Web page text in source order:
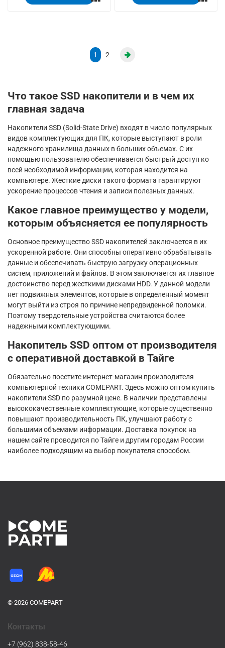
1 2
Что такое SSD накопители и в чем их
главная задача
Накопители SSD (Solid-State Drive) входят в число популярных
видов комплектующих для ПК, которые выступают в роли
надежного хранилища данных в больших объемах. С их
помощью пользователю обеспечивается быстрый доступ ко
всей необходимой информации, которая находится на
компьютере. Жесткие диски такого формата гарантируют
ускорение процессов чтения и записи полезных данных.
Какое главное преимущество у модели,
которым объясняется ее популярность
Основное преимущество SSD накопителей заключается в их
ускоренной работе. Они способны оперативно обрабатывать
данные и обеспечивать быструю загрузку операционных
систем, приложений и файлов. В этом заключается их главное
достоинство перед жесткими дисками HDD. У данной модели
нет подвижных элементов, которые в определенный момент
могут выйти из строя по причине непредвиденной поломки.
Поэтому твердотельные устройства считаются более
надежными комплектующими.
Накопитель SSD оптом от производителя
с оперативной доставкой в Тайге
Обязательно посетите интернет-магазин производителя
компьютерной техники COMEPART. Здесь можно оптом купить
накопители SSD по разумной цене. В наличии представлены
высококачественные комплектующие, которые существенно
повышают производительность ПК, улучшают работу с
большими объемами информации. Доставка покупок на
нашем сайте проводится по Тайге и другим городам России
наиболее подходящим на выбор покупателя способом.
© 2026 COMEPART
Контакты
+7 (962) 838-58-46